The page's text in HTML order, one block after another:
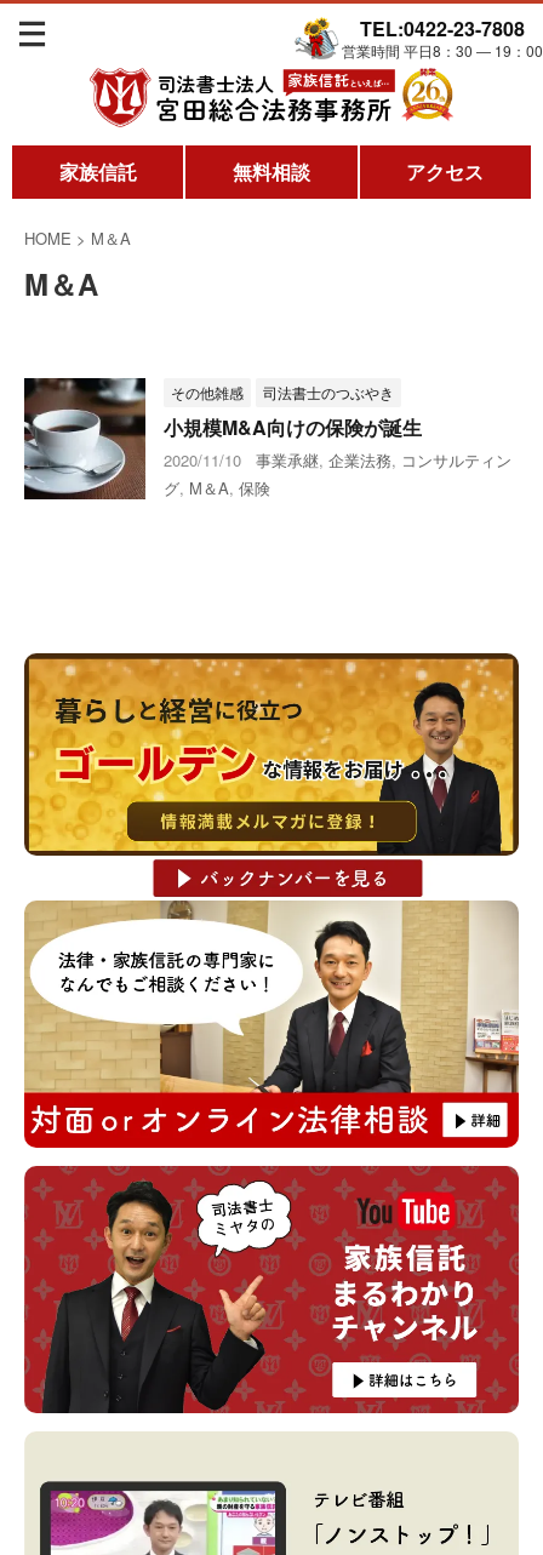
TEL:0422-23-7808
営業時間 平日8：30 ― 19：00
家族信託 無料相談 アクセス
HOME > M＆A
M＆A
その他雑感 司法書士のつぶやき
小規模M&A向けの保険が誕生
2020/11/10 事業承継, 企業法務, コンサルティン
グ, M＆A, 保険